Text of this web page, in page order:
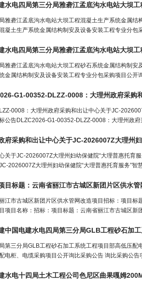
水电四局第三分局雅砻江孟底沟水电站大坝工程
雅砻江孟底沟水电站大坝工程混凝土生产系统金属
凝土生产系统金属结构制安及设备安装工程专业分包
水电四局第三分局雅砻江孟底沟水电站大坝工程
雅砻江孟底沟水电站大坝工程砂石系统金属结构制
金属结构制安及设备安装工程专业分包采购项目公开
0008：大理州政府采购和出让中心关于JC-
公告DLZC2026-G1-00352-DLZZ-0008：大理州政
关于JC-2026007Z大理州妇幼保健院“大理普惠托育
2026007Z大理州妇幼保健院“大理普惠托育服务”智
目标题：云南省丽江市古城区新团片区供水
江市古城区新团片区供水管网改造项目招标：项目
项目名称：招标：项目标题：云南省丽江市古城区
中国电建水电四局第三分局GLB工程砂石加
第三分局GLB工程砂石加工系统工程项目部高低压
电柜、电缆采购项目公开询比采购公告 询比采购公
水电十四局土木工程公司色尼区曲果嘎姆